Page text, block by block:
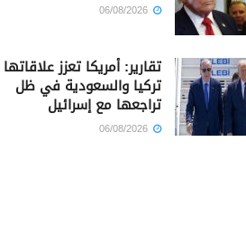
تقارير: أمريكا تعزز
تركيا والسعودية في ظل
تراجعها مع إسرائيل